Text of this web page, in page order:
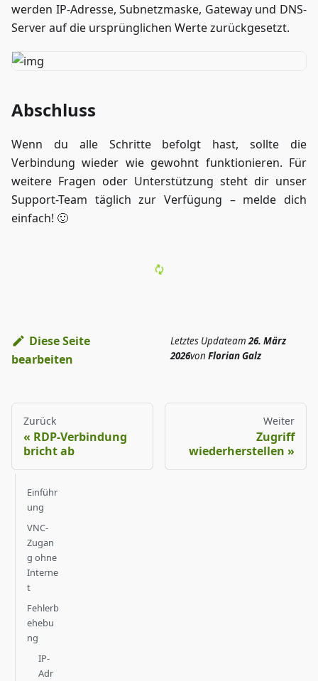
werden IP-Adresse, Subnetzmaske, Gateway und DNS-
Server auf die ursprünglichen Werte zurückgesetzt.
Abschluss
Wenn du alle Schritte befolgt hast, sollte die
Verbindung wieder wie gewohnt funktionieren. Für
weitere Fragen oder Unterstützung steht dir unser
Support-Team täglich zur Verfügung – melde dich
einfach! 🙂
Diese Seite
bearbeiten
Letztes Updateam26. März
2026von Florian Galz
Zurück
RDP-Verbindung
bricht ab
Weiter
Zugriff
wiederherstellen
Einführ
ung
VNC-
Zugan
g ohne
Interne
t
Fehlerb
ehebu
ng
IP-
Adr